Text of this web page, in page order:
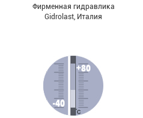
Фирменная гидравлика
Gidrolast, Италия